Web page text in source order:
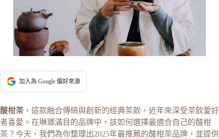
加入為 Google 偏好來源
酸柑茶 ，這款融合傳統與創新的經典茶飲，近年來深受茶飲愛好
者喜愛。在琳瑯滿目的品牌中，該如何選擇最適合自己的酸柑
茶？今天，我們為你整理出2025年最推薦的酸柑茶品牌，並提供